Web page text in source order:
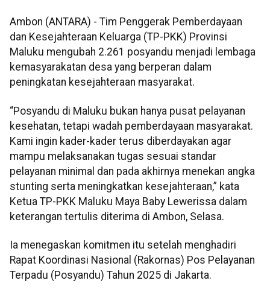
Ambon (ANTARA) - Tim Penggerak Pemberdayaan
dan Kesejahteraan Keluarga (TP-PKK) Provinsi
Maluku mengubah 2.261 posyandu menjadi lembaga
kemasyarakatan desa yang berperan dalam
peningkatan kesejahteraan masyarakat.
“Posyandu di Maluku bukan hanya pusat pelayanan
kesehatan, tetapi wadah pemberdayaan masyarakat.
Kami ingin kader-kader terus diberdayakan agar
mampu melaksanakan tugas sesuai standar
pelayanan minimal dan pada akhirnya menekan angka
stunting serta meningkatkan kesejahteraan,” kata
Ketua TP-PKK Maluku Maya Baby Lewerissa dalam
keterangan tertulis diterima di Ambon, Selasa.
Ia menegaskan komitmen itu setelah menghadiri
Rapat Koordinasi Nasional (Rakornas) Pos Pelayanan
Terpadu (Posyandu) Tahun 2025 di Jakarta.